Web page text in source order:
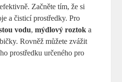
Začněte tím, že si
a čisticí prostředky. Pro
vodu,mýdlový roztok a
Rovněž můžete zvážit
prostředku určeného pro